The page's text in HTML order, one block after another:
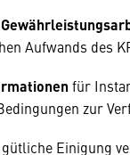
Aufwands des
für
zur
Einigung